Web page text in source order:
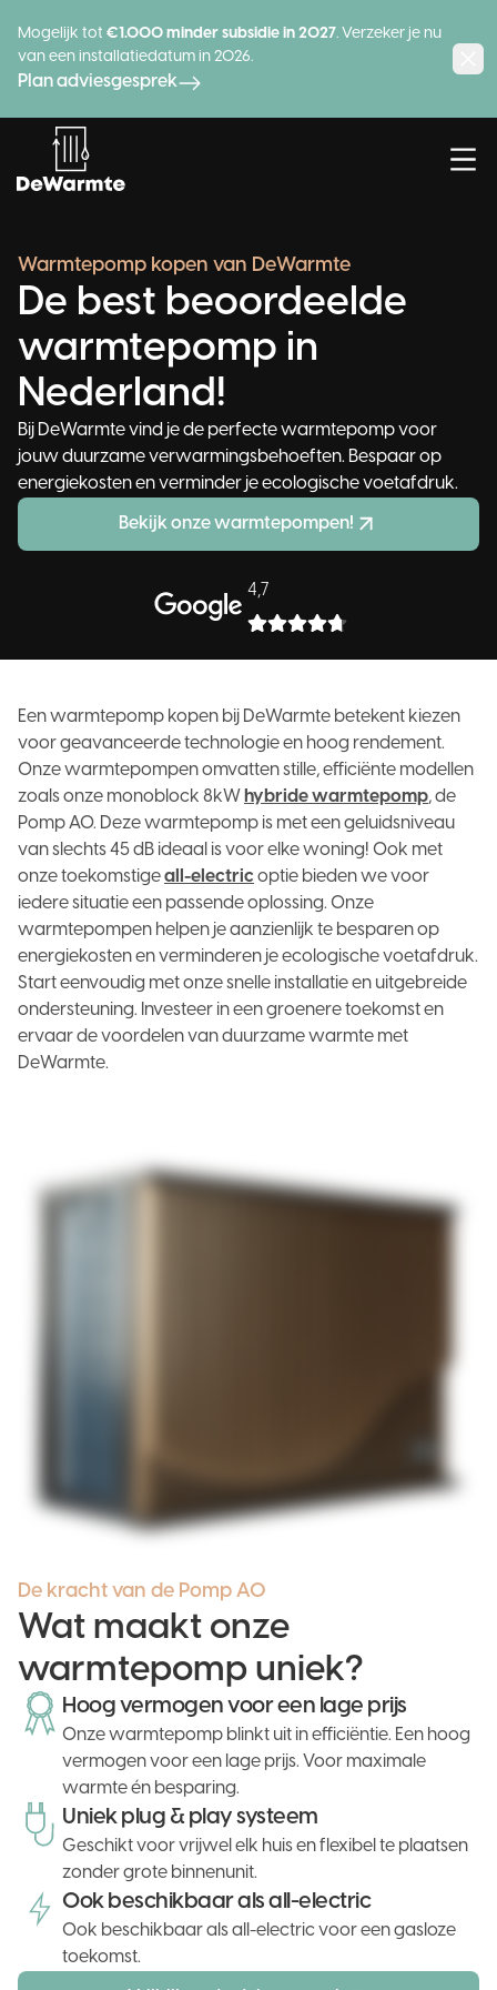
Mogelijk tot €1.000 minder subsidie in 2027. Verzeker je nu
van een installatiedatum in 2026.
Plan adviesgesprek
Producten
Hybride
Warmtepomp
Warmtepomp kopen van DeWarmte
De best beoordeelde
warmtepomp in
Nederland!
Bij DeWarmte vind je de perfecte warmtepomp voor
jouw duurzame verwarmingsbehoeften. Bespaar op
energiekosten en verminder je ecologische voetafdruk.
Bekijk onze warmtepompen!
4,7
Een warmtepomp kopen bij DeWarmte betekent kiezen
voor geavanceerde technologie en hoog rendement.
Onze warmtepompen omvatten stille, efficiënte modellen
zoals onze monoblock 8kW hybride warmtepomp, de
Pomp AO. Deze warmtepomp is met een geluidsniveau
van slechts 45 dB ideaal is voor elke woning! Ook met
onze toekomstigeall-electric optie bieden we voor
iedere situatie een passende oplossing. Onze
warmtepompen helpen je aanzienlijk te besparen op
energiekosten en verminderen je ecologische voetafdruk.
Start eenvoudig met onze snelle installatie en uitgebreide
ondersteuning. Investeer in een groenere toekomst en
ervaar de voordelen van duurzame warmte met
DeWarmte.
De kracht van de Pomp AO
Wat maakt onze
warmtepomp uniek?
Hoog vermogen voor een lage prijs
Onze warmtepomp blinkt uit in efficiëntie. Een hoog
vermogen voor een lage prijs. Voor maximale
warmte én besparing.
Uniek plug & play systeem
Geschikt voor vrijwel elk huis en flexibel te plaatsen
zonder grote binnenunit.
Ook beschikbaar als all-electric
Ook beschikbaar als all-electric voor een gasloze
toekomst.